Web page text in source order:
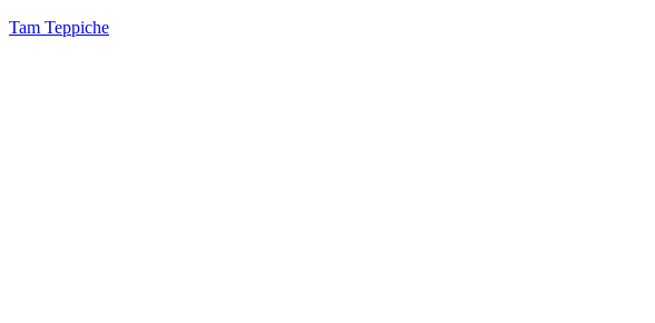
Tam Teppiche